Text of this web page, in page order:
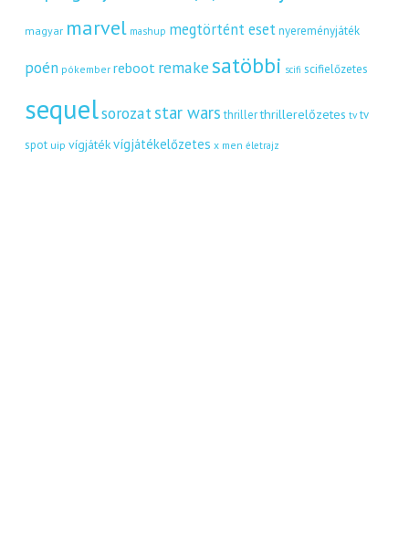
magyar marvel mashup megtörtént eset nyereményjáték
poén pókember reboot remakesatöbbi scifi scifielőzetes
sequelsorozat star wars thriller thrillerelőzetes tv tv
spot uip vígjátékvígjátékelőzetes x men életrajz